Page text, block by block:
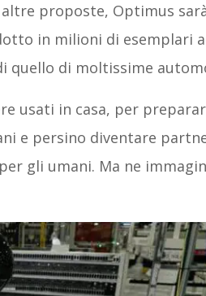
proposte, Optimus
in milioni di esemplari
quello di moltissime
usati in casa, per
e persino diventare
gli umani. Ma ne